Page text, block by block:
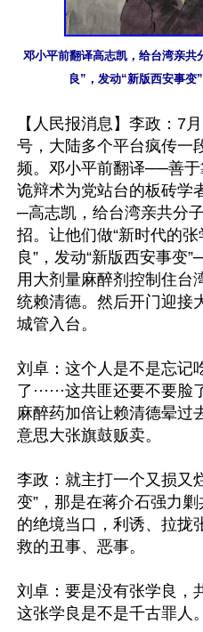
邓小平前翻译高志凯，给台湾亲共
良”，发动“新版西安事变
【人民报消息】李政：7
号，大陆多个平台疯传一
频。邓小平前翻译──善于
诡辩术为党站台的板砖学
─高志凯，给台湾亲共分
招。让他们做“新时代的张
良”，发动“新版西安事变
用大剂量麻醉剂控制住台
统赖清德。然后开门迎接
城管入台。
刘卓：这个人是不是忘记
了······这共匪还要不要
麻醉药加倍让赖清德晕过
意思大张旗鼓贩卖。
李政：就主打一个又损又
变”，那是在蒋介石强力
的绝境当口，利诱、拉拢
救的丑事、恶事。
刘卓：要是没有张学良，
这张学良是不是千古罪人。